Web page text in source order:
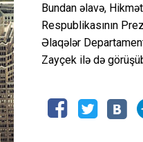
Bundan əlavə,
Respublikasının
Əlaqələr
Zayçek ilə də